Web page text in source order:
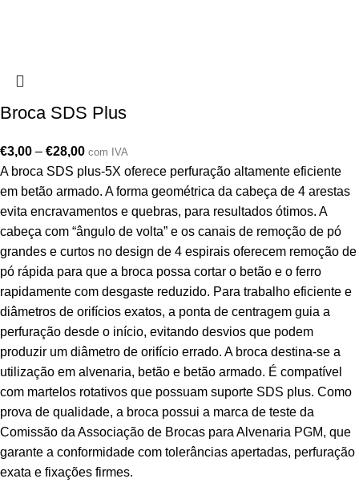
Broca SDS Plus
€3,00 – €28,00 com IVA
A broca SDS plus-5X oferece perfuração altamente eficiente
em betão armado. A forma geométrica da cabeça de 4 arestas
evita encravamentos e quebras, para resultados ótimos. A
cabeça com “ângulo de volta” e os canais de remoção de pó
grandes e curtos no design de 4 espirais oferecem remoção de
pó rápida para que a broca possa cortar o betão e o ferro
rapidamente com desgaste reduzido. Para trabalho eficiente e
diâmetros de orifícios exatos, a ponta de centragem guia a
perfuração desde o início, evitando desvios que podem
produzir um diâmetro de orifício errado. A broca destina-se a
utilização em alvenaria, betão e betão armado. É compatível
com martelos rotativos que possuam suporte SDS plus. Como
prova de qualidade, a broca possui a marca de teste da
Comissão da Associação de Brocas para Alvenaria PGM, que
garante a conformidade com tolerâncias apertadas, perfuração
exata e fixações firmes.